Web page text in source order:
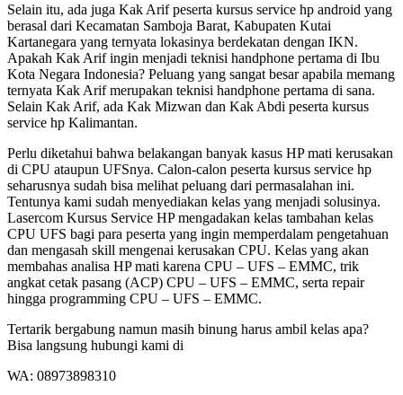
Selain itu, ada juga Kak Arif peserta kursus service hp android yang
berasal dari Kecamatan Samboja Barat, Kabupaten Kutai
Kartanegara yang ternyata lokasinya berdekatan dengan IKN.
Apakah Kak Arif ingin menjadi teknisi handphone pertama di Ibu
Kota Negara Indonesia? Peluang yang sangat besar apabila memang
ternyata Kak Arif merupakan teknisi handphone pertama di sana.
Selain Kak Arif, ada Kak Mizwan dan Kak Abdi peserta kursus
service hp Kalimantan.
Perlu diketahui bahwa belakangan banyak kasus HP mati kerusakan
di CPU ataupun UFSnya. Calon-calon peserta kursus service hp
seharusnya sudah bisa melihat peluang dari permasalahan ini.
Tentunya kami sudah menyediakan kelas yang menjadi solusinya.
Lasercom Kursus Service HP mengadakan kelas tambahan kelas
CPU UFS bagi para peserta yang ingin memperdalam pengetahuan
dan mengasah skill mengenai kerusakan CPU. Kelas yang akan
membahas analisa HP mati karena CPU – UFS – EMMC, trik
angkat cetak pasang (ACP) CPU – UFS – EMMC, serta repair
hingga programming CPU – UFS – EMMC.
Tertarik bergabung namun masih binung harus ambil kelas apa?
Bisa langsung hubungi kami di
WA: 08973898310